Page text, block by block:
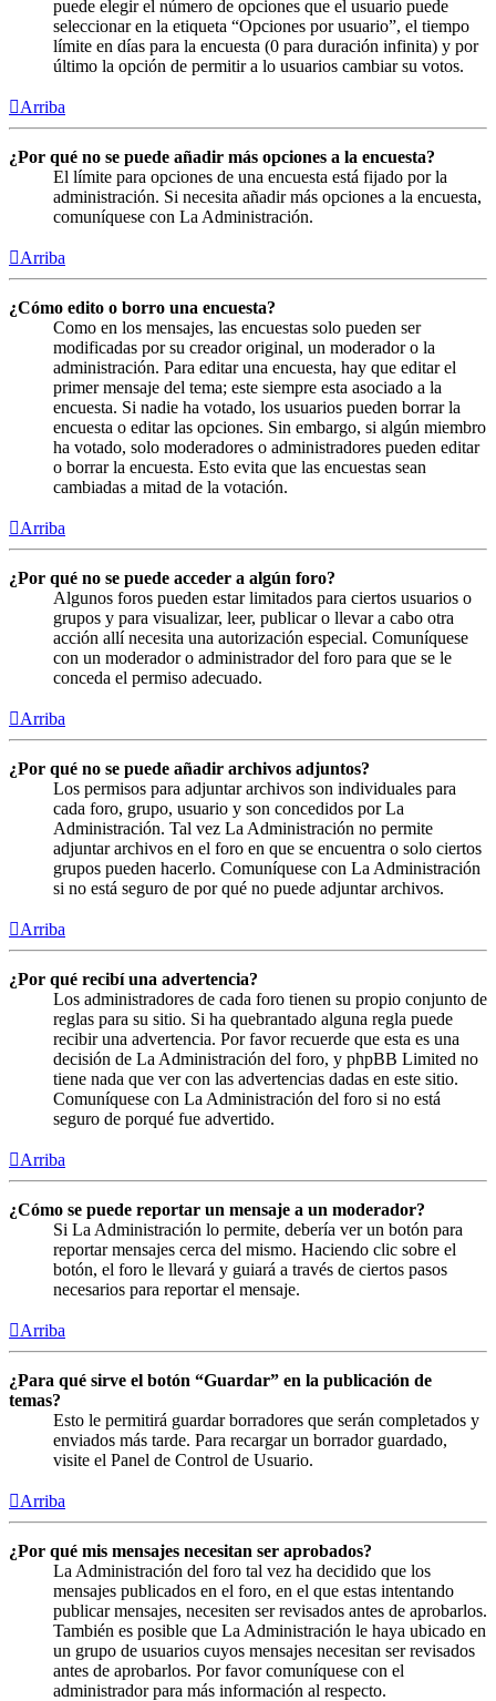
puede elegir el número de opciones que el usuario puede
seleccionar en la etiqueta “Opciones por usuario”, el tiempo
límite en días para la encuesta (0 para duración infinita) y por
último la opción de permitir a lo usuarios cambiar su votos.
Arriba
¿Por qué no se puede añadir más opciones a la encuesta?
El límite para opciones de una encuesta está fijado por la
administración. Si necesita añadir más opciones a la encuesta,
comuníquese con La Administración.
Arriba
¿Cómo edito o borro una encuesta?
Como en los mensajes, las encuestas solo pueden ser
modificadas por su creador original, un moderador o la
administración. Para editar una encuesta, hay que editar el
primer mensaje del tema; este siempre esta asociado a la
encuesta. Si nadie ha votado, los usuarios pueden borrar la
encuesta o editar las opciones. Sin embargo, si algún miembro
ha votado, solo moderadores o administradores pueden editar
o borrar la encuesta. Esto evita que las encuestas sean
cambiadas a mitad de la votación.
Arriba
¿Por qué no se puede acceder a algún foro?
Algunos foros pueden estar limitados para ciertos usuarios o
grupos y para visualizar, leer, publicar o llevar a cabo otra
acción allí necesita una autorización especial. Comuníquese
con un moderador o administrador del foro para que se le
conceda el permiso adecuado.
Arriba
¿Por qué no se puede añadir archivos adjuntos?
Los permisos para adjuntar archivos son individuales para
cada foro, grupo, usuario y son concedidos por La
Administración. Tal vez La Administración no permite
adjuntar archivos en el foro en que se encuentra o solo ciertos
grupos pueden hacerlo. Comuníquese con La Administración
si no está seguro de por qué no puede adjuntar archivos.
Arriba
¿Por qué recibí una advertencia?
Los administradores de cada foro tienen su propio conjunto de
reglas para su sitio. Si ha quebrantado alguna regla puede
recibir una advertencia. Por favor recuerde que esta es una
decisión de La Administración del foro, y phpBB Limited no
tiene nada que ver con las advertencias dadas en este sitio.
Comuníquese con La Administración del foro si no está
seguro de porqué fue advertido.
Arriba
¿Cómo se puede reportar un mensaje a un moderador?
Si La Administración lo permite, debería ver un botón para
reportar mensajes cerca del mismo. Haciendo clic sobre el
botón, el foro le llevará y guiará a través de ciertos pasos
necesarios para reportar el mensaje.
Arriba
¿Para qué sirve el botón “Guardar” en la publicación de
temas?
Esto le permitirá guardar borradores que serán completados y
enviados más tarde. Para recargar un borrador guardado,
visite el Panel de Control de Usuario.
Arriba
¿Por qué mis mensajes necesitan ser aprobados?
La Administración del foro tal vez ha decidido que los
mensajes publicados en el foro, en el que estas intentando
publicar mensajes, necesiten ser revisados antes de aprobarlos.
También es posible que La Administración le haya ubicado en
un grupo de usuarios cuyos mensajes necesitan ser revisados
antes de aprobarlos. Por favor comuníquese con el
administrador para más información al respecto.